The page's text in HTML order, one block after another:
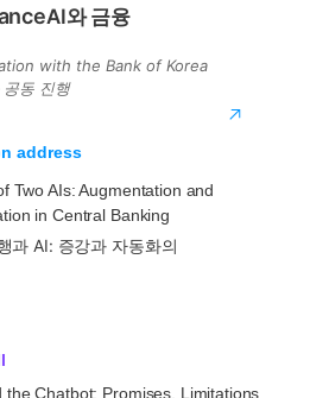
AI와 금융
with the Bank of Korea
공동 진행
address
Two AIs: Augmentation and
in Central Banking
과 AI: 증강과 자동화의
the Chatbot: Promises, Limitations